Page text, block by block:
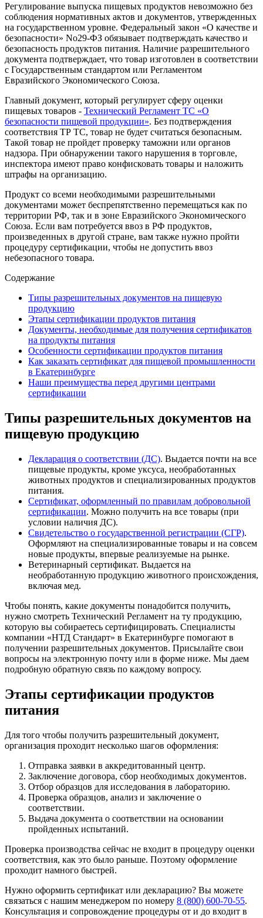
Регулирование выпуска пищевых продуктов невозможно без
соблюдения нормативных актов и документов, утвержденных
на государственном уровне. Федеральный закон «О качестве и
безопасности» No29-ФЗ обязывает подтверждать качество и
безопасность продуктов питания. Наличие разрешительного
документа подтверждает, что товар изготовлен в соответствии
с Государственным стандартом или Регламентом
Евразийского Экономического Союза.
Главный документ, который регулирует сферу оценки
пищевых товаров - Технический Регламент ТС «О
безопасности пищевой продукции». Без подтверждения
соответствия ТР ТС, товар не будет считаться безопасным.
Такой товар не пройдет проверку таможни или органов
надзора. При обнаружении такого нарушения в торговле,
инспектора имеют право конфисковать товары и наложить
штрафы на организацию.
Продукт со всеми необходимыми разрешительными
документами может беспрепятственно перемещаться как по
территории РФ, так и в зоне Евразийского Экономического
Союза. Если вам потребуется ввоз в РФ продуктов,
произведенных в другой стране, вам также нужно пройти
процедуру сертификации, чтобы не допустить ввоз
небезопасного товара.
Содержание
Типы разрешительных документов на пищевую
продукцию
Этапы сертификации продуктов питания
Документы, необходимые для получения сертификатов
на продукты питания
Особенности сертификации продуктов питания
Как заказать сертификат для пищевой промышленности
в Екатеринбурге
Наши преимущества перед другими центрами
сертификации
Типы разрешительных документов на
пищевую продукцию
Декларация о соответствии (ДС). Выдается почти на все
пищевые продукты, кроме уксуса, необработанных
животных продуктов и специализированных продуктов
питания.
Сертификат, оформленный по правилам добровольной
сертификации. Можно получить на все товары (при
условии наличия ДС).
Свидетельство о государственной регистрации (СГР).
Оформляют на специализированные товары и на совсем
новые продукты, впервые реализуемые на рынке.
Ветеринарный сертификат. Выдается на
необработанную продукцию животного происхождения,
включая мед.
Чтобы понять, какие документы понадобится получить,
нужно смотреть Технический Регламент на ту продукцию,
которую вы собираетесь сертифицировать. Специалисты
компании «НТД Стандарт» в Екатеринбурге помогают в
получении разрешительных документов. Присылайте свои
вопросы на электронную почту или в форме ниже. Мы даем
подробную обратную связь по каждому вопросу.
Этапы сертификации продуктов
питания
Для того чтобы получить разрешительный документ,
организация проходит несколько шагов оформления:
Отправка заявки в аккредитованный центр.
Заключение договора, сбор необходимых документов.
Отбор образцов для исследования в лабораторию.
Проверка образцов, анализ и заключение о
соответствии.
Выдача документа о соответствии на основании
пройденных испытаний.
Проверка производства сейчас не входит в процедуру оценки
соответствия, как это было раньше. Поэтому оформление
проходит намного быстрей.
Нужно оформить сертификат или декларацию? Вы можете
связаться с нашим менеджером по номеру 8 (800) 600-70-55.
Консультация и сопровождение процедуры от и до входит в